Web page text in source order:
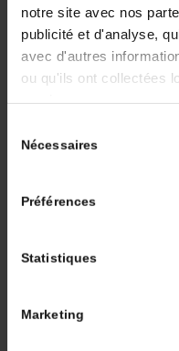
notre site avec nos
publicité et d'analyse,
avec d'autres
ou qu'ils ont collectées
Nécessaires
Préférences
Statistiques
Marketing
études
10 janvier 2020
Angiogenèse et
rénal à cellules
angiogé­niques ont
les inhibiteurs de